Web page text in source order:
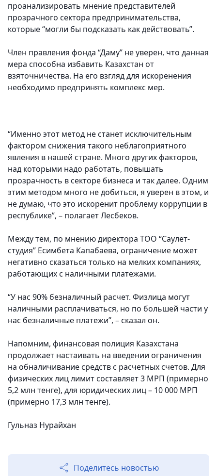
проанализировать мнение представителей
прозрачного сектора предпринимательства,
которые “могли бы подсказать как действовать”.
Член правления фонда “Даму” не уверен, что данная
мера способна избавить Казахстан от
взяточничества. На его взгляд для искоренения
необходимо предпринять комплекс мер.
“Именно этот метод не станет исключительным
фактором снижения такого неблагоприятного
явления в нашей стране. Много других факторов,
над которыми надо работать, повышать
прозрачность в секторе бизнеса и так далее. Одним
этим методом много не добиться, я уверен в этом, и
не думаю, что это искоренит проблему коррупции в
республике”, – полагает Лесбеков.
Между тем, по мнению директора ТОО “Саулет-
студия” Есимбета Капабаева, ограничение может
негативно сказаться только на мелких компаниях,
работающих с наличными платежами.
“У нас 90% безналичный расчет. Физлица могут
наличными расплачиваться, но по большей части у
нас безналичные платежи”, – сказал он.
Напомним, финансовая полиция Казахстана
продолжает настаивать на введении ограничения
на обналичивание средств с расчетных счетов. Для
физических лиц лимит составляет 3 МРП (примерно
5,2 млн тенге), для юридических лиц – 10 000 МРП
(примерно 17,3 млн тенге).
Гульназ Нурайхан
Поделитесь новостью